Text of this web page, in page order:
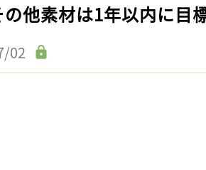
他素材は1年以内に目
02